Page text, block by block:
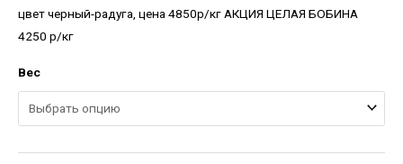
цвет черный-радуга, цена 4850р/кг АКЦИЯ ЦЕЛАЯ БОБИНА
4250 р/кг
Вес